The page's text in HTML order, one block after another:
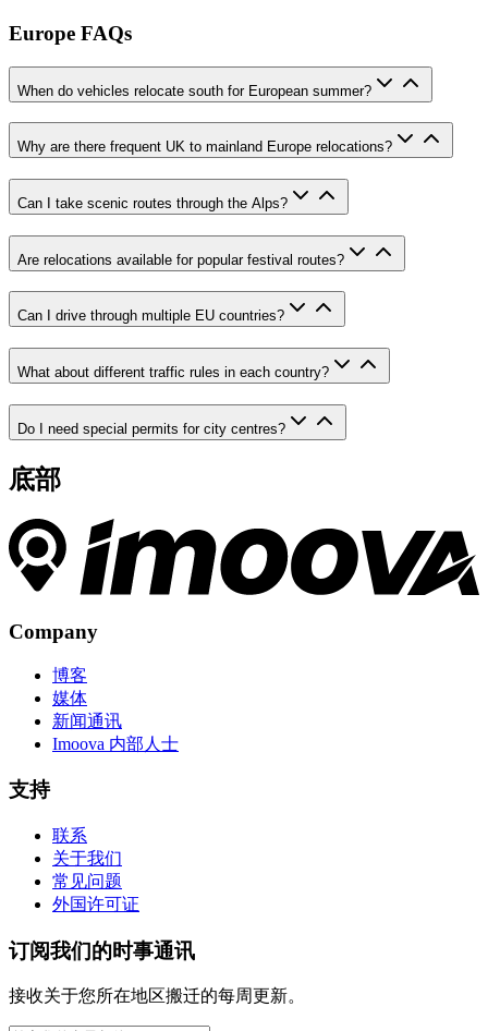
Europe FAQs
When do vehicles relocate south for European summer?
Why are there frequent UK to mainland Europe relocations?
Can I take scenic routes through the Alps?
Are relocations available for popular festival routes?
Can I drive through multiple EU countries?
What about different traffic rules in each country?
Do I need special permits for city centres?
底部
Company
博客
媒体
新闻通讯
Imoova 内部人士
支持
联系
关于我们
常见问题
外国许可证
订阅我们的时事通讯
接收关于您所在地区搬迁的每周更新。